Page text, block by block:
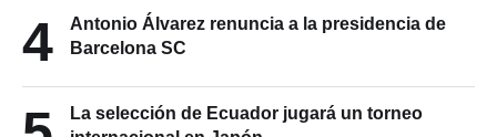
4
Antonio Álvarez renuncia a la presidencia de
Barcelona SC
La selección de Ecuador jugará un torneo